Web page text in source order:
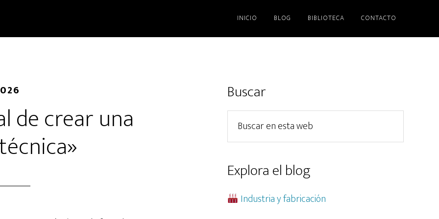
INICIO BLOG BIBLIOTECA CONTACTO
de crear una
Barra
lateral
principal
Buscar
esta
web
Explora el blog
Industria y fabricación